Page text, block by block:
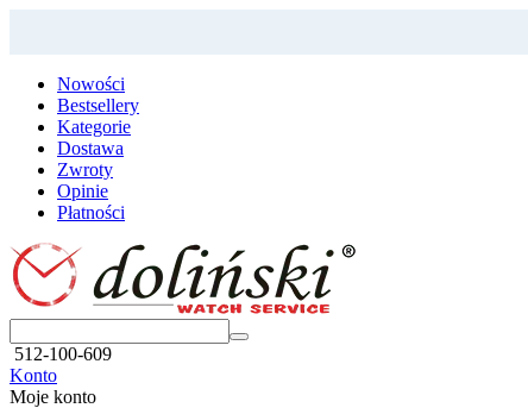
Nowości
Bestsellery
Kategorie
Dostawa
Zwroty
Opinie
Płatności
512-100-609
Konto
Moje konto